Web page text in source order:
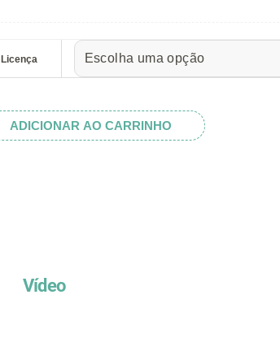
através
R$ 32.82
Licença
ADICIONAR AO CARRINHO
Vídeo